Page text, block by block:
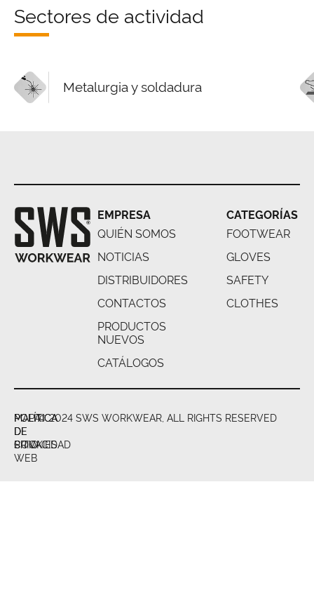
Sectores de actividad
Metalurgia y soldadura
EMPRESA
QUIÉN SOMOS
NOTICIAS
DISTRIBUIDORES
CONTACTOS
PRODUCTOS
NUEVOS
CATÁLOGOS
CATEGORÍAS
FOOTWEAR
GLOVES
SAFETY
CLOTHES
© 2024 SWS WORKWEAR, ALL RIGHTS RESERVED
POLÍTICA
DE
PRIVACIDAD
POLÍTICA
DE
COOKIES
MAPA
DE
SITIO
WEB